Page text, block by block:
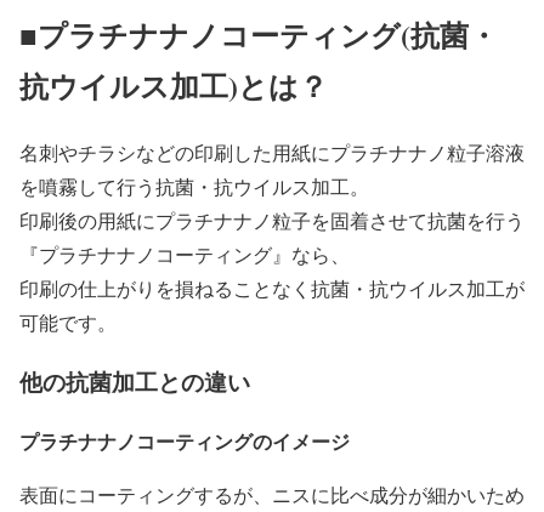
■プラチナナノコーティング(抗菌・
抗ウイルス加工)とは？
名刺やチラシなどの印刷した用紙にプラチナナノ粒子溶液
を噴霧して行う抗菌・抗ウイルス加工。
印刷後の用紙にプラチナナノ粒子を固着させて抗菌を行う
『プラチナナノコーティング』なら、
印刷の仕上がりを損ねることなく抗菌・抗ウイルス加工が
可能です。
他の抗菌加工との違い
プラチナナノコーティングのイメージ
表面にコーティングするが、ニスに比べ成分が細かいため